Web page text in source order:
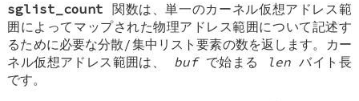
sglist_count 関数は、単一のカーネル仮想アドレス範
囲によってマップされた物理アドレス範囲について記述す
るために必要な分散/集中リスト要素の数を返します。カー
ネル仮想アドレス範囲は、 bufで始まる len バイト長
です。